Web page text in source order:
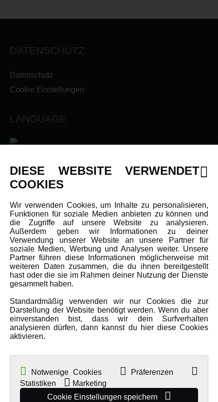
DATENSCHUTZ
Datenschutz
Cookie Einstellungen
LANGUAGE
INFORMATIONEN
Newsletter
Über uns
Karriere
Amewi Kataloge
MEHR VON AMEWI
AMXRacing - Qualitäts RC-Zubehör
Amewi Construction - Nutzfahrzeuge
Malinos - Die kreative Seite von Amewi
DIESE WEBSITE VERWENDET
COOKIES
Wir verwenden Cookies, um Inhalte zu personalisieren,
Funktionen für soziale Medien anbieten zu können und
die Zugriffe auf unsere Website zu analysieren.
Außerdem geben wir Informationen zu deiner
Verwendung unserer Website an unsere Partner für
soziale Medien, Werbung und Analysen weiter. Unsere
Partner führen diese Informationen möglicherweise mit
weiteren Daten zusammen, die du ihnen bereitgestellt
hast oder die sie im Rahmen deiner Nutzung der Dienste
gesammelt haben.
Standardmäßig verwenden wir nur Cookies die zur
Darstellung der Website benötigt werden. Wenn du aber
einverstanden bist, dass wir dein Surfverhalten
analysieren dürfen, dann kannst du hier diese Cookies
aktivieren.
Notwenige Cookies
Präferenzen
Statistiken
Marketing
Cookie Einstellungen speichern